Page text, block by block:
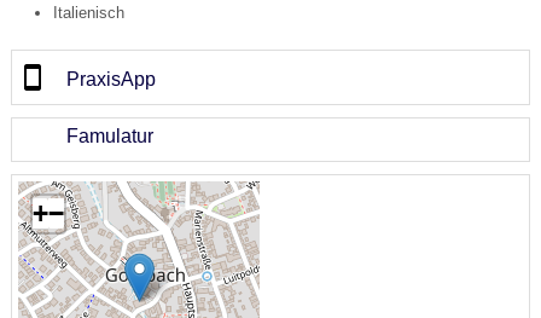
Italienisch
PraxisApp
Famulatur
+−